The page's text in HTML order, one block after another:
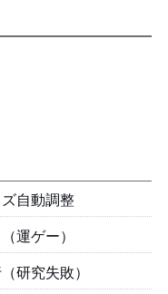
イズ自動調整
（運ゲー）
移行（研究失敗）